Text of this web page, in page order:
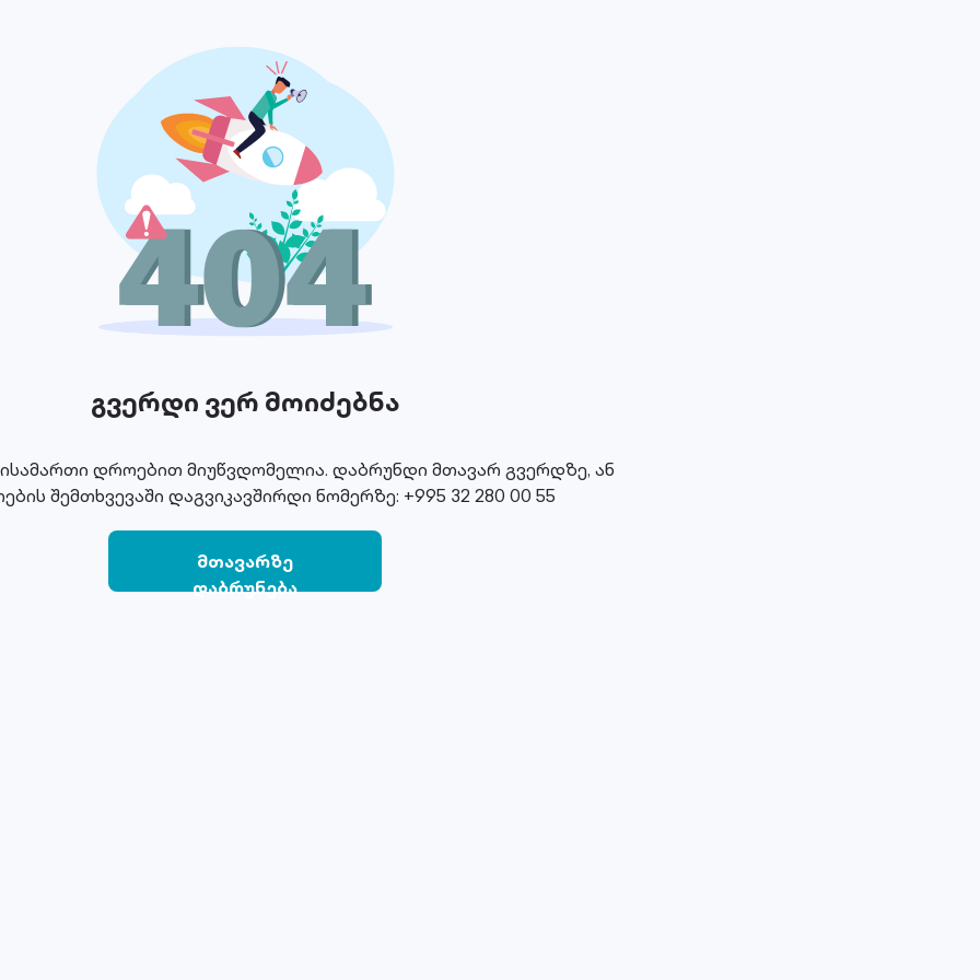
გვერდი ვერ მოიძებნა
დროებით მიუწვდომელია. დაბრუნდი მთავარ გვერდზე, ან
შემთხვევაში დაგვიკავშირდი ნომერზე: +995 32 280 00 55
მთავარზე
დაბრუნება